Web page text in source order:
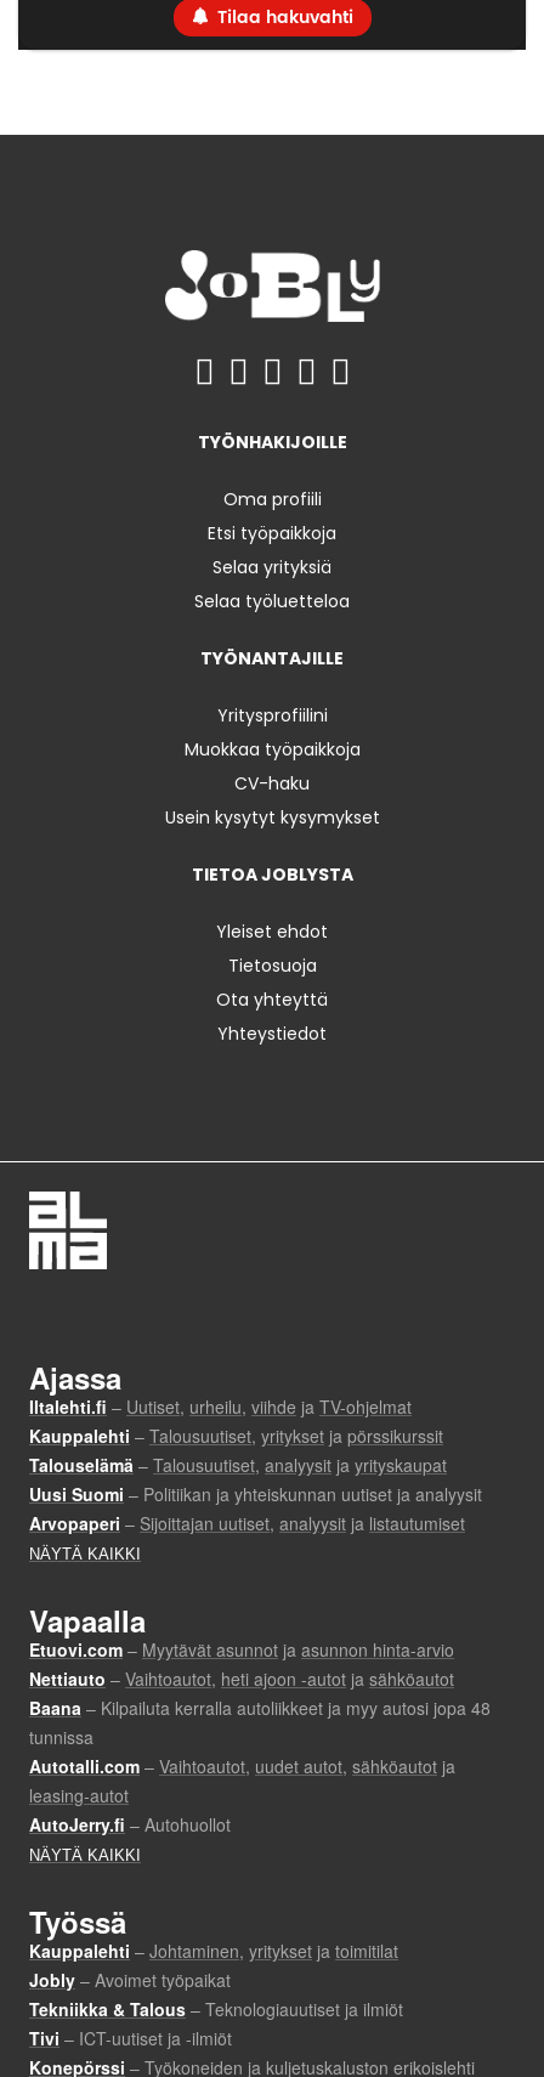
Tilaa hakuvahti
TYÖNHAKIJOILLE
Oma profiili
Etsi työpaikkoja
Selaa yrityksiä
Selaa työluetteloa
TYÖNANTAJILLE
Yritysprofiilini
Muokkaa työpaikkoja
CV-haku
Usein kysytyt kysymykset
TIETOA JOBLYSTA
Yleiset ehdot
Tietosuoja
Ota yhteyttä
Yhteystiedot